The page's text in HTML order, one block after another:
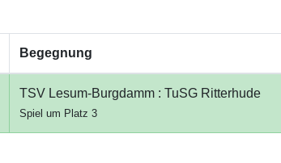
Begegnung
TSV Lesum-Burgdamm : TuSG Ritterhude
Spiel um Platz 3